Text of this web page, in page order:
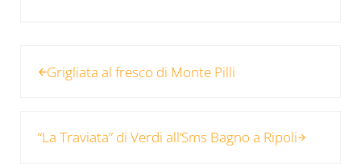
Grigliata al fresco di Monte Pilli
“La Traviata” di Verdi all’Sms Bagno a Ripoli